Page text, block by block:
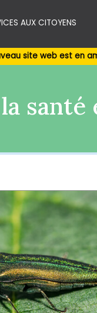
AUX CITOYENS
site web est en